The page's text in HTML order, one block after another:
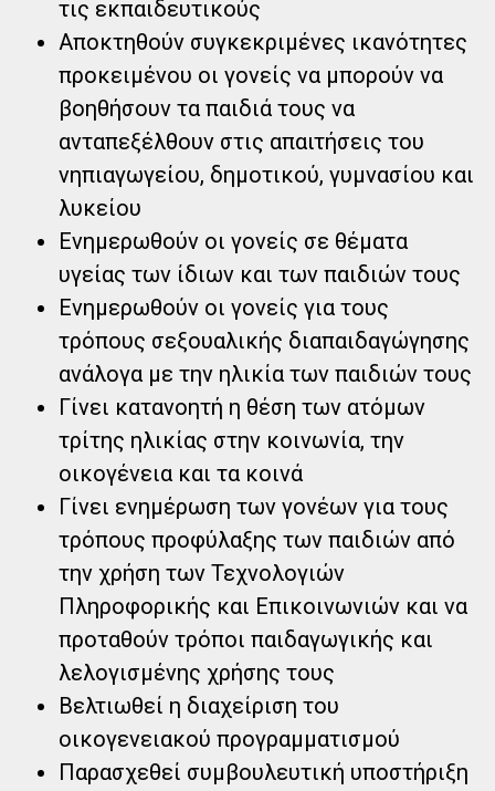
τις εκπαιδευτικούς
Αποκτηθούν συγκεκριμένες ικανότητες
προκειμένου οι γονείς να μπορούν να
βοηθήσουν τα παιδιά τους να
ανταπεξέλθουν στις απαιτήσεις του
νηπιαγωγείου, δημοτικού, γυμνασίου και
λυκείου
Ενημερωθούν οι γονείς σε θέματα
υγείας των ίδιων και των παιδιών τους
Ενημερωθούν οι γονείς για τους
τρόπους σεξουαλικής διαπαιδαγώγησης
ανάλογα με την ηλικία των παιδιών τους
Γίνει κατανοητή η θέση των ατόμων
τρίτης ηλικίας στην κοινωνία, την
οικογένεια και τα κοινά
Γίνει ενημέρωση των γονέων για τους
τρόπους προφύλαξης των παιδιών από
την χρήση των Τεχνολογιών
Πληροφορικής και Επικοινωνιών και να
προταθούν τρόποι παιδαγωγικής και
λελογισμένης χρήσης τους
Βελτιωθεί η διαχείριση του
οικογενειακού προγραμματισμού
Παρασχεθεί συμβουλευτική υποστήριξη